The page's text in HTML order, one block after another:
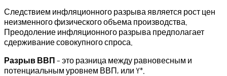
Следствием инфляционного разрыва является рост цен
неизменного физического объема производства.
Преодоление инфляционного разрыва предполагает
сдерживание совокупного спроса.
Разрыв ВВП – это разница между равновесным и
потенциальным уровнем ВВП, или Y*.